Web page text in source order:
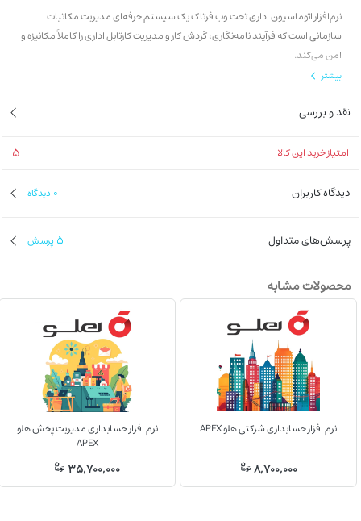
نرم‌افزار اتوماسیون اداری تحت وب فرتاک یک سیستم حرفه‌ای مدیریت مکاتبات
سازمانی است که فرآیند نامه‌نگاری، گردش کار و مدیریت کارتابل اداری را کاملاً مکانیزه و
امن می‌کند.
بیشتر
نقد و بررسی
امتیاز خرید این کالا 5
دیدگاه کاربران 0 دیدگاه
پرسش‌های متداول 5 پرسش
محصولات مشابه
نرم افزار حسابداری شرکتی هلو APEX
8,700,000
نرم افزار حسابداری مدیریت پخش هلو
APEX
35,700,000